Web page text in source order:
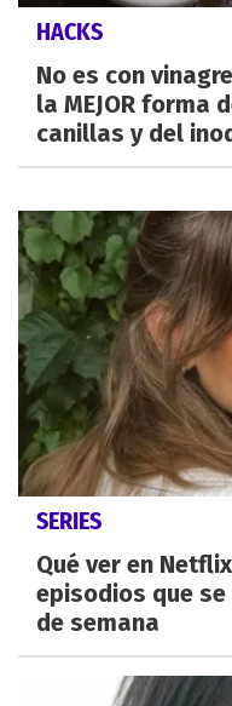
HACKS
No es con
la MEJOR forma
canillas y del
SERIES
Qué ver en
episodios que
de semana